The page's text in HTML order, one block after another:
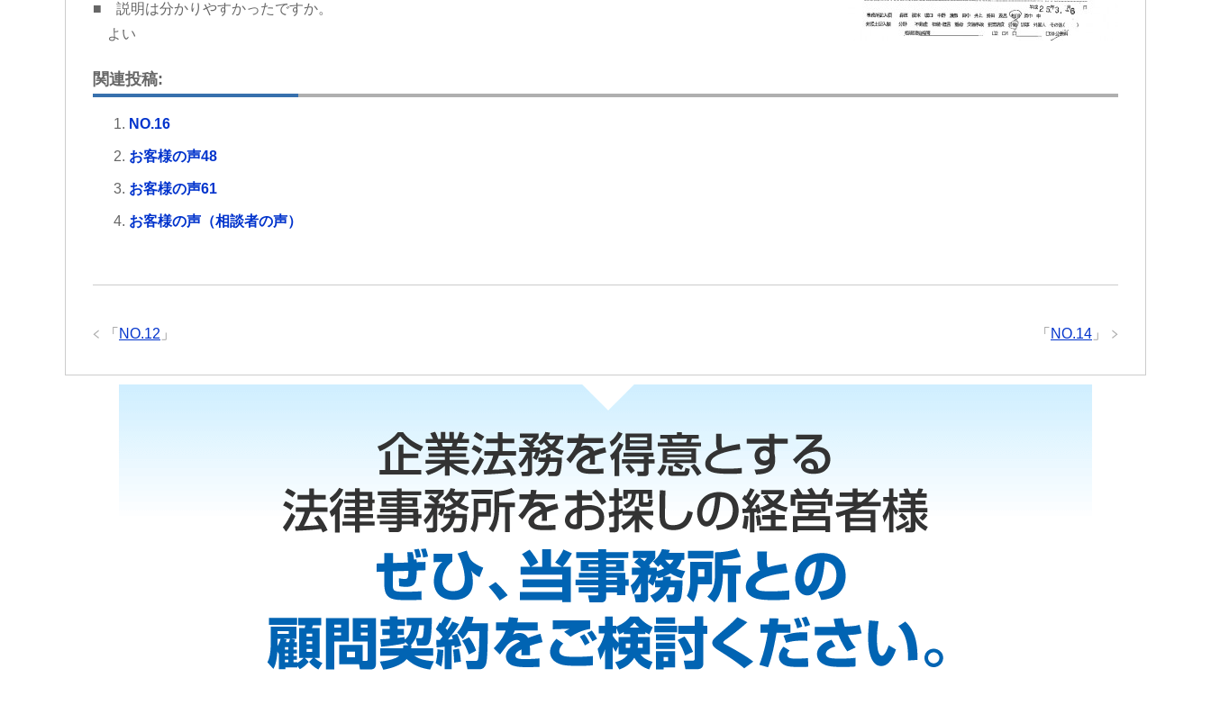
■ 説明は分かりやすかったですか。
よい
関連投稿:
NO.16
お客様の声48
お客様の声61
お客様の声（相談者の声）
「 NO.14 」
「 NO.12 」